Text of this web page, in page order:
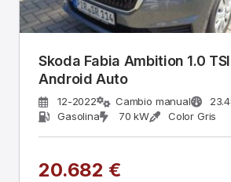
Skoda Fabia Ambition 1.0
Android Auto
12-2022 Cambio manual
Gasolina
70 kW Color Gris
20.682 €